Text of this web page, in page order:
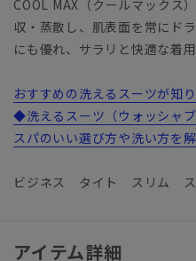
COOL MAX（クールマックス
収・蒸散し、肌表面を常にド
にも優れ、サラリと快適な着
おすすめの洗えるスーツが知
◆洗えるスーツ（ウォッシャ
スパのいい選び方や洗い方を
ビジネス タイト スリム ス
アイテム詳細